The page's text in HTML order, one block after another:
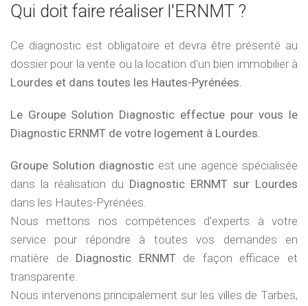
Qui doit faire réaliser l'ERNMT ?
Ce diagnostic est obligatoire et devra être présenté au
dossier pour la vente ou la location d'un bien immobilier à
Lourdes et dans toutes les Hautes-Pyrénées.
Le Groupe Solution Diagnostic effectue pour vous le
Diagnostic ERNMT de votre logement à Lourdes.
Groupe Solution diagnosticest une agence spécialisée
dans la réalisation du Diagnostic ERNMT sur Lourdes
dans les Hautes-Pyrénées.
Nous mettons nos compétences d'experts à votre
service pour répondre à toutes vos demandes en
matière de Diagnostic ERNMTde façon efficace et
transparente.
Nous intervenons principalement sur les villes de Tarbes,